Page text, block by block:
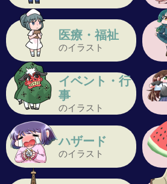
医療・福祉
のイラスト
イベント・行
事
のイラスト
ハザード
のイラスト